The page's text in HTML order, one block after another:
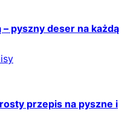
pyszny deser na każdą
przepis na pyszne i